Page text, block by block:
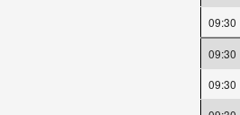
09:30
09:30
09:30